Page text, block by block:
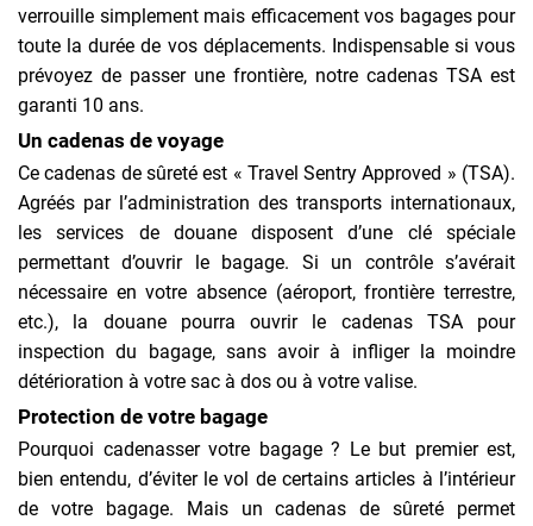
verrouille simplement mais efficacement vos bagages pour
toute la durée de vos déplacements. Indispensable si vous
prévoyez de passer une frontière, notre cadenas TSA est
garanti 10 ans.
Un cadenas de voyage
Ce cadenas de sûreté est « Travel Sentry Approved » (TSA).
Agréés par l’administration des transports internationaux,
les services de douane disposent d’une clé spéciale
permettant d’ouvrir le bagage. Si un contrôle s’avérait
nécessaire en votre absence (aéroport, frontière terrestre,
etc.), la douane pourra ouvrir le cadenas TSA pour
inspection du bagage, sans avoir à infliger la moindre
détérioration à votre sac à dos ou à votre valise.
Protection de votre bagage
Pourquoi cadenasser votre bagage ? Le but premier est,
bien entendu, d’éviter le vol de certains articles à l’intérieur
de votre bagage. Mais un cadenas de sûreté permet